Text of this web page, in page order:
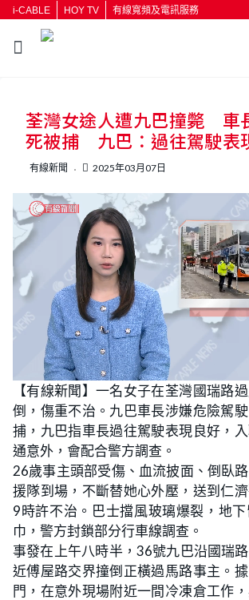
i-CABLE HOY TV 有線寬頻及電訊服務
按輸入鍵開始搜尋
荃灣女途人遭九巴撞斃 車
死被捕 九巴：過往駕駛表
有線新聞 2025年03月07日
U
n
m
t
e
L
o
a
d
e
d
:
3
2
.
5
3
%
【有線新聞】一名女子在荃灣國瑞路
倒，傷重不治。九巴車長涉嫌危險駕
捕，九巴指車長過往駕駛表現良好，
通意外，會配合警方調查。
26歲事主頭部受傷、血流披面、倒臥
援隊到場，不斷替她心外壓，送到仁
9時許不治。巴士擋風玻璃爆裂，地
巾，警方封鎖部分行車線調查。
事發在上午八時半，36號九巴沿國瑞
近傅屋路交界撞倒正橫過馬路事主。
門，在意外現場附近一間冷凍倉工作